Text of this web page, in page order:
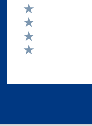
Valuta 5 stelle su 5
Valuta 4 stelle su 5
Valuta 3 stelle su 5
Valuta 2 stelle su 5